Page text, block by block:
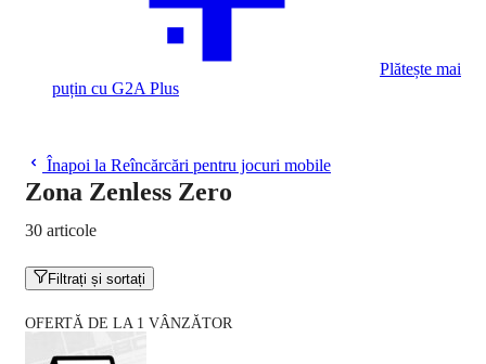
Plătește mai
puțin cu G2A Plus
Înapoi la Reîncărcări pentru jocuri mobile
Zona Zenless Zero
30 articole
Filtrați și sortați
OFERTĂ DE LA 1 VÂNZĂTOR